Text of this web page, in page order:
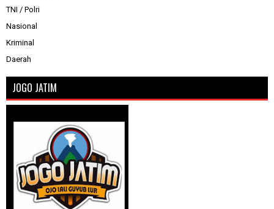
TNI / Polri
Nasional
Kriminal
Daerah
JOGO JATIM